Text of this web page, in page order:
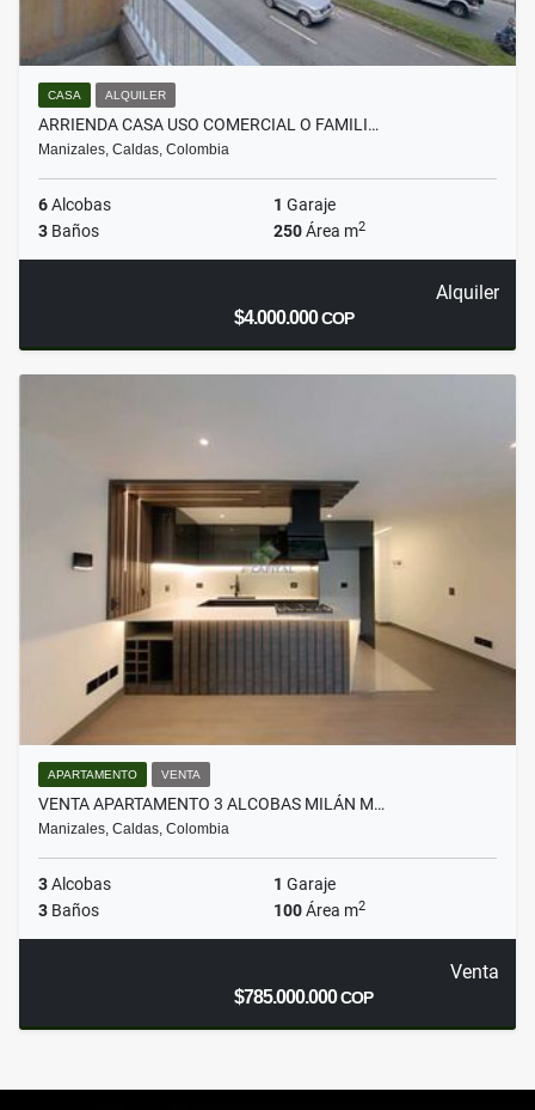
CASA ALQUILER
ARRIENDA CASA USO COMERCIAL O FAMILI…
Manizales, Caldas, Colombia
6Alcobas 1 Garaje
3 Baños 250Área m2
Alquiler
$4.000.000COP
APARTAMENTO VENTA
VENTA APARTAMENTO 3 ALCOBAS MILÁN M…
Manizales, Caldas, Colombia
3Alcobas 1 Garaje
3 Baños 100Área m2
Venta
$785.000.000COP